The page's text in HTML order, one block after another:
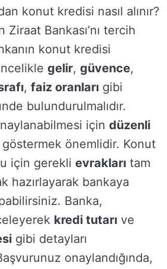
konut kredisi nasıl alınır?
Bankası’nı tercih
konut kredisi
gelir, güvence,
, faiz oranları gibi
bulundurulmalıdır.
için düzenli
göstermek önemlidir. Konut
için gerekli evrakları tam
hazırlayarak bankaya
Banka,
kredi tutarı ve
gibi detayları
onaylandığında,